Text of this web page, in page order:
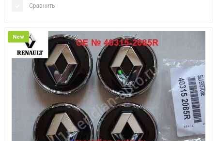
Сравнить
New